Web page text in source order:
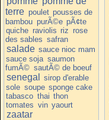
terre poulet pousses de
bambou purÃ©e pÃ¢te
quiche raviolis riz rose
des sables safran
salade sauce nioc mam
sauce soja saumon
fumÃ© sautÃ© de boeuf
senegal
sirop d'erable
sole soupe sponge cake
tabasco thai thon
tomates vin yaourt
zaatar